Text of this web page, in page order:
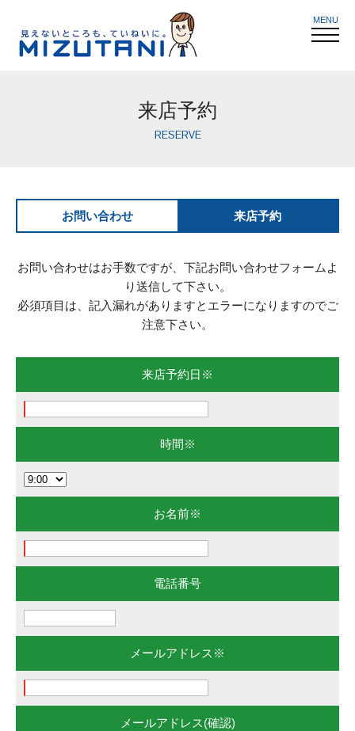
MENU
来店予約
RESERVE
お問い合わせ 来店予約
お問い合わせはお手数ですが、下記お問い合わせフォームよ
り送信して下さい。
必須項目は、記入漏れがありますとエラーになりますのでご
注意下さい。
来店予約日※
時間※
お名前※
電話番号
メールアドレス※
メールアドレス(確認)